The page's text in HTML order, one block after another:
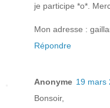
je participe *o*.
Mon adresse :
Répondre
Anonyme 19 mars
Bonsoir,